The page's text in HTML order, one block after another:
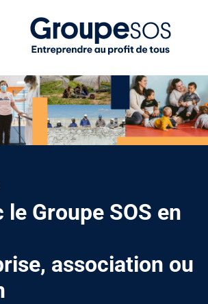
Groupe SOS en
, association ou